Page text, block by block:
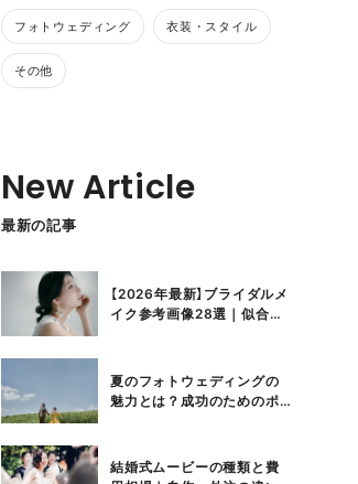
フォトウェディング 衣装・スタイル
その他
New Article
最新の記事
【2026年最新】ブライダルメ
イク参考画像28選｜似合う
夏のフォトウェディングの
魅力とは？成功のためのポ
結婚式ムービーの種類と費